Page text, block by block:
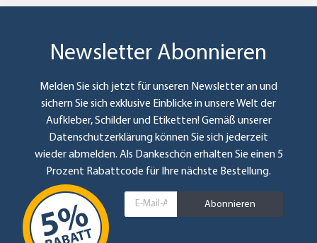
Newsletter Abonnieren
Melden Sie sich jetzt für unseren Newsletter an und
sichern Sie sich exklusive Einblicke in unsere Welt der
Aufkleber, Schilder und Etiketten! Gemäß unserer
Datenschutzerklärung können Sie sich jederzeit
wieder abmelden. Als Dankeschön erhalten Sie einen 5
Prozent Rabattcode für Ihre nächste Bestellung.
Abonnieren